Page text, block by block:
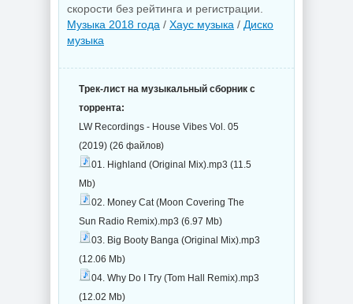
скорости без рейтинга и регистрации.
Музыка 2018 года / Хаус музыка / Диско
музыка
Трек-лист на музыкальный сборник с
торрента:
LW Recordings - House Vibes Vol. 05
(2019) (26 файлов)
01. Highland (Original Mix).mp3 (11.5
Mb)
02. Money Cat (Moon Covering The
Sun Radio Remix).mp3 (6.97 Mb)
03. Big Booty Banga (Original Mix).mp3
(12.06 Mb)
04. Why Do I Try (Tom Hall Remix).mp3
(12.02 Mb)